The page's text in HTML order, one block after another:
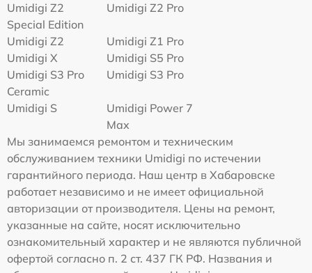
Umidigi Z2
Special Edition
Umidigi Z2 Pro
Umidigi Z2
Umidigi Z1 Pro
Umidigi X
Umidigi S5 Pro
Umidigi S3 Pro
Ceramic
Umidigi S3 Pro
Umidigi S
Umidigi Power 7
Max
Мы занимаемся ремонтом и техническим
обслуживанием техники Umidigi по истечении
гарантийного периода. Наш центр в Хабаровске
работает независимо и не имеет официальной
авторизации от производителя. Цены на ремонт,
указанные на сайте, носят исключительно
ознакомительный характер и не являются публичной
офертой согласно п. 2 ст. 437 ГК РФ. Названия и